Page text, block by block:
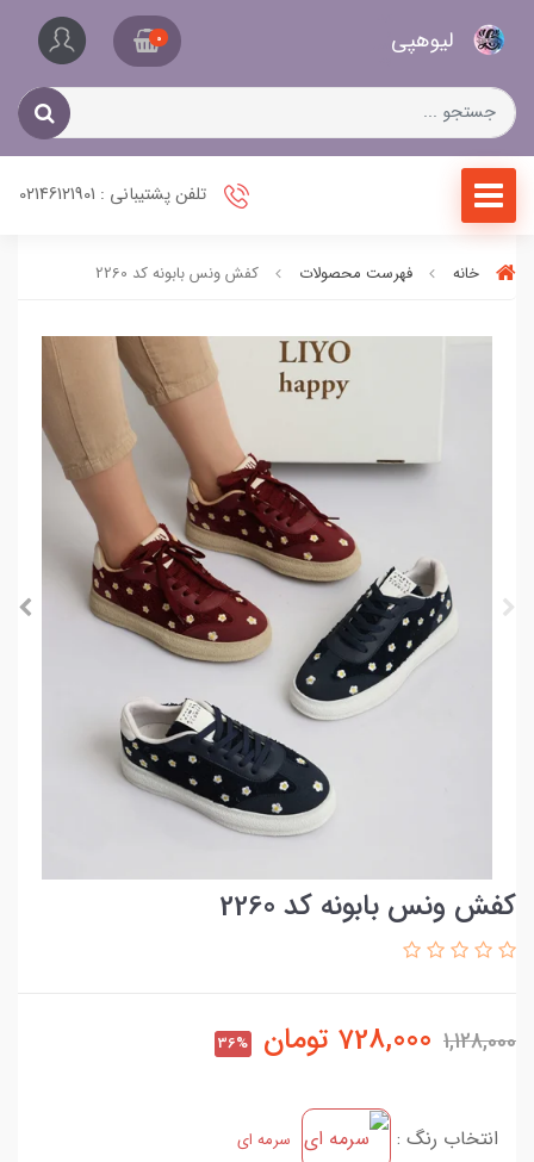
لیو‌هپی 0
تلفن پشتیبانی : 02146121901
خانه فهرست محصولات کفش ونس بابونه کد 2260
کفش ونس بابونه کد 2260
1,128,000
728,000 تومان 36%
انتخاب رنگ : سرمه ای